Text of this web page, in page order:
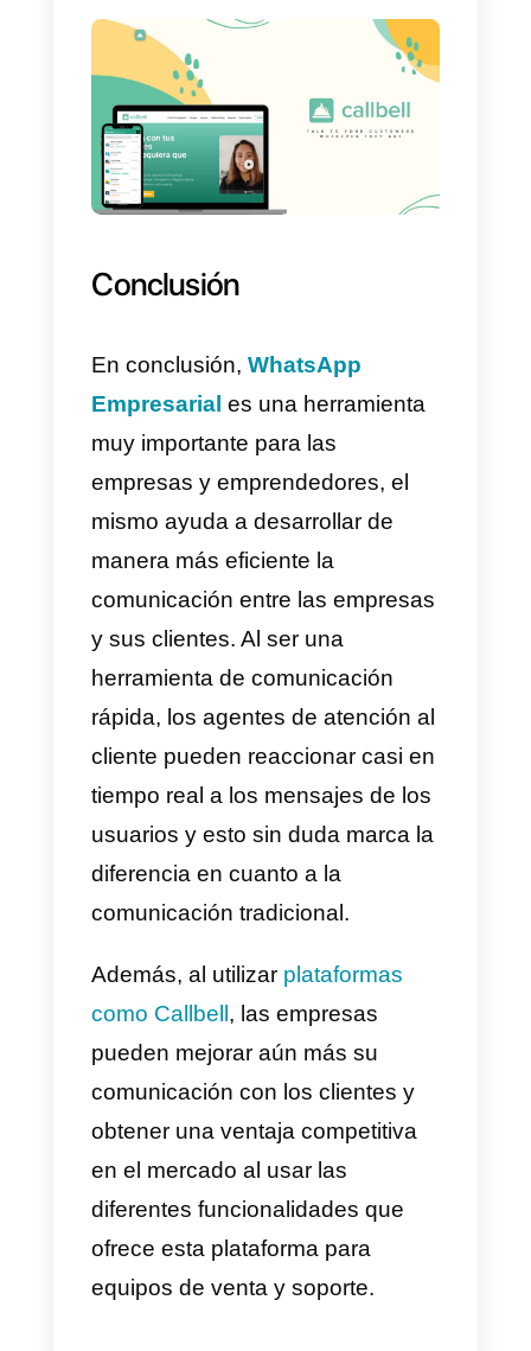
cantidad de leads y generar
mayores ingresos para tu
negocio.
Si estás pensando en usar
empresa, la respuesta es
Que es Callbell y como
puede ayudarte a mejorar
tu comunicación con los
clientes utilizando
WhatsApp empresarial?
ayuda a las empresas a
desarrollar mejor su labor de
ventas y soporte de forma
puede centralizar sus
comunicaciones en una sola
plataforma sin importar si los
mensajes llegan desde
Instagram, Facebook, WhatsApp
Además, Callbell ofrece una